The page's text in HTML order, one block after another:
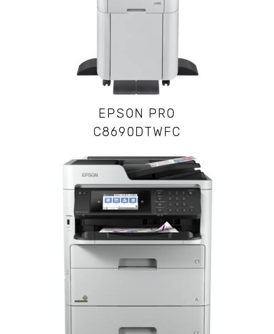
EPSON PRO
C8690DTWFC